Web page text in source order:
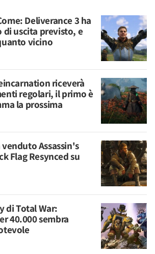
Deliverance 3 ha
di uscita previsto, e
vicino
riceverà
regolari, il primo è
la prossima
Assassin's
Flag Resynced su
di Total War:
40.000 sembra